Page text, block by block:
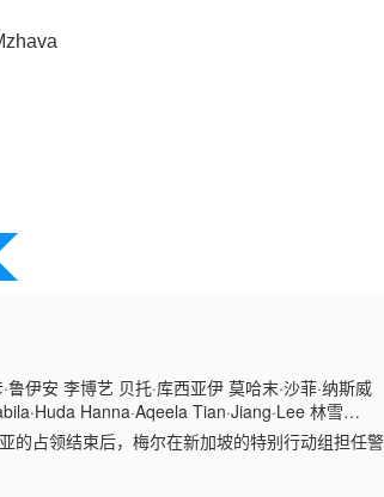
鲁伊安 李博艺 贝托·库西亚伊 莫哈末·沙菲·纳斯威
Hanna·Aqeela Tian·Jiang·Lee 林雪
Paul·Baker Azizul·Ammar
的占领结束后，梅尔在新加坡的特别行动组担任
生意方面活动，并且受到腐败官员的保护。